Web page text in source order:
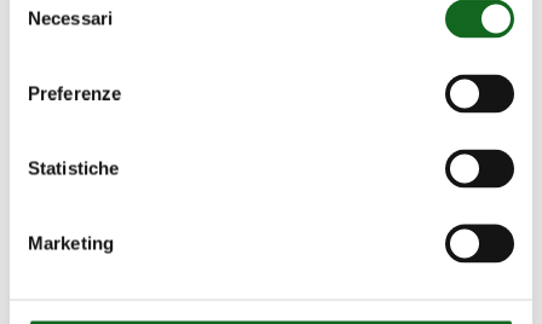
delNecessari
Preferenze
Statistiche
Marketing
6" ÷ 10" Submersible motors